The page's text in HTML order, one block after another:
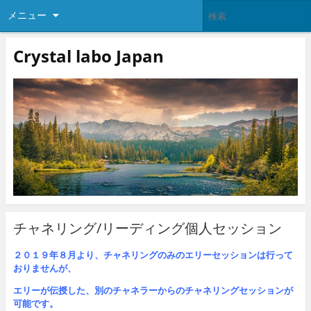
メニュー
Crystal labo Japan
チャネリング/リーディング個人セッション
２０１９年８月より、チャネリングのみのエリーセッションは行って
おりませんが、
エリーが伝授した、別のチャネラーからのチャネリングセッションが
可能です。